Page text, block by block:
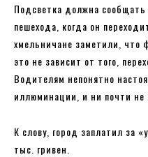
Подсветка должна
пешехода, когда он
хмельничане заметили, что
это не зависит от того,
Водителям непонятно
иллюминации, и ни почти не
К слову, город заплатил за
тыс. гривен.